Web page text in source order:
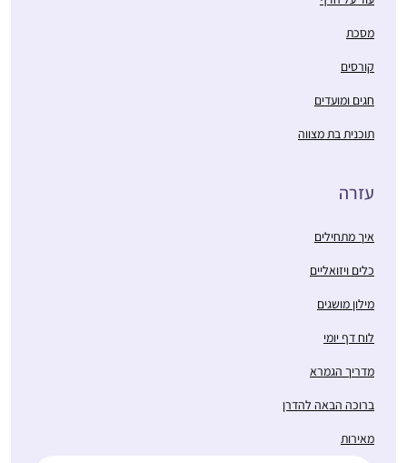
מסכת
קורסים
חגים ומועדים
תוכנית בת מצווה
עזרה
איך מתחילים
כלים ויזואליים
מילון מושגים
לוח דף יומי
מדריך הגמרא
ברוכה הבאה להדרן
מאירות